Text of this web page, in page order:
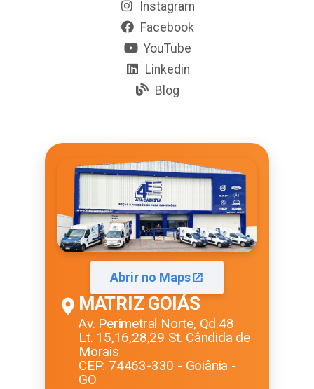
Instagram
Facebook
YouTube
Linkedin
Blog
Abrir no Maps
MATRIZ GOIÁS
Av. Perimetral Norte, Qd.48
Lt. 15,16,28,29 St. Cândida de
Morais
CEP: 74463-330 - Goiânia -
GO